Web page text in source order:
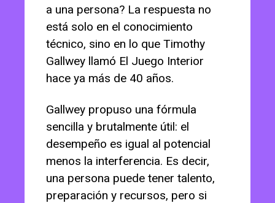
a una persona? La respuesta no
está solo en el conocimiento
técnico, sino en lo que Timothy
Gallwey llamó El Juego Interior
hace ya más de 40 años.
Gallwey propuso una fórmula
sencilla y brutalmente útil: el
desempeño es igual al potencial
menos la interferencia. Es decir,
una persona puede tener talento,
preparación y recursos, pero si